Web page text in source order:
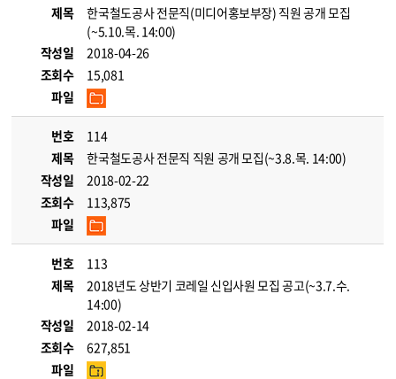
제목
한국철도공사 전문직(미디어홍보부장) 직원 공개 모집
(~5.10.목. 14:00)
작성일
2018-04-26
조회수
15,081
파일
번호
114
제목
한국철도공사 전문직 직원 공개 모집(~3.8.목. 14:00)
작성일
2018-02-22
조회수
113,875
파일
번호
113
제목
2018년도 상반기 코레일 신입사원 모집 공고(~3.7.수.
14:00)
작성일
2018-02-14
조회수
627,851
파일